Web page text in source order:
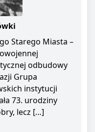
Starego Miasta –
odbudowy
Grupa
instytucji
73. urodziny
lecz […]